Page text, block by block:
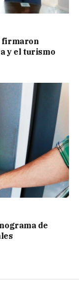
firmaron
y el turismo
de